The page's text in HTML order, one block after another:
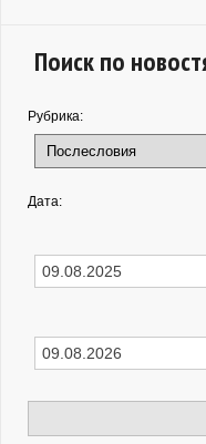
Поиск по
Рубрика:
Дата: